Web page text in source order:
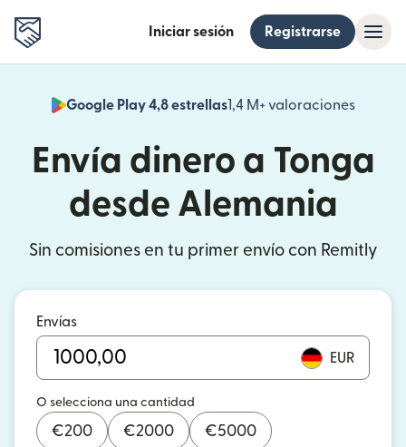
Iniciar sesión Registrarse
Google Play 4,8 estrellas1,4 M+ valoraciones
(se
Envía dinero a Tonga
desde Alemania
Sin comisiones en tu primer envío con Remitly
Envías
EUR
O selecciona una cantidad
€200 €2000 €5000